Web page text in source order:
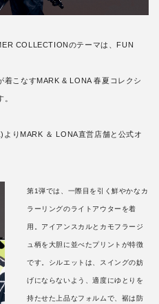
COLLECTIONのテーマは、FUN
着こなすMARK & LONA 春夏コレクシ
りMARK ＆ LONA直営店舗と公式オ
第1弾では、一際目を引く鮮やかなカ
ラーリングのライトアウターを着
用。アイアンスカルとカモフラージ
ュ柄を大胆に並べたプリントが特徴
です。シルエットは、スイングの妨
げにならないよう、適度にゆとりを
持たせた上品なフォルムで、裾は防